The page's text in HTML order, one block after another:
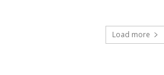
Load more